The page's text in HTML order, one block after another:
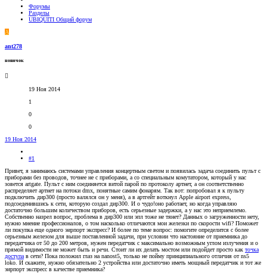
Форумы
Разделы
UBIQUITI Общий форум
A
ant278
новичок
19 Ноя 2014
1
0
0
19 Ноя 2014
#1
Привет, я занимаюсь системами управления концертным светом и появилась задача соединить пульт с
приборами без проводов, точнее не с приборами, а со специальным комутатором, который у нас
зовется artgate. Пульт с ним соединяется витой парой по протоколу артнет, а он соответственно
распределяет артнет на потоки dmx, понятные самим фонарям. Так вот: попробовал я к пульту
подключить дир300 (просто валялся он у меня), а в артгейт воткнул Apple airport express,
подсоеденившись к сети, которую создал дир300. И о чудо!оно работает, но когда управляю
достаточно большим количеством приборов, есть серьезные задержки, а у нас это неприемлемо.
Собственно назрел вопрос, проблема в дир300 или эпл тоже не тянет? Данных о загруженности нету,
нужно мнение профессионалов, о том насколько отличаются мои железки по скорости wifi? Поможет
ли покупка еще одного эирпорт экспресс? И более по теме вопрос: помогите определится с более
серьезным железом для выше поставленной задачи, при условии что настояние от приемника до
передатчика от 50 до 200 метров, нужен передатчик с максимально возможным углом излучения и о
прямой видимости не может быть и речи. Стоит ли их делать мостом или подойдет просто как точка
доступа в сети? Пока положил глаз на nanost5, только не пойму принципиального отличия от ns5
loko. И скажите, нужно обязательно 2 устройства или достаточно иметь мощный передатчик и тот же
эирпорт экспресс в качестве приемника?